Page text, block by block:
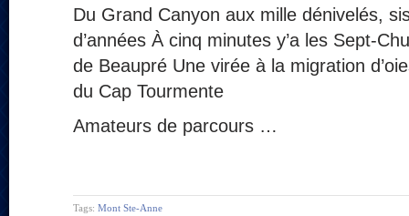
Du Grand Canyon aux mille dénivelés,
d’années À cinq minutes y’a les Sept-
de Beaupré Une virée à la migration
du Cap Tourmente
Amateurs de parcours …
Tags: Mont Ste-Anne